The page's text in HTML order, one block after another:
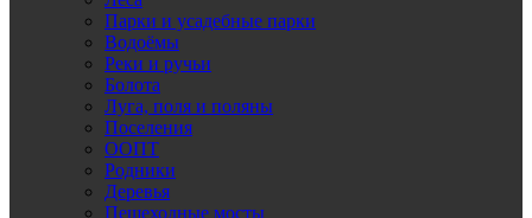
Парки и усадебные парки
Водоёмы
Реки и ручьи
Болота
Луга, поля и поляны
Поселения
ООПТ
Родники
Деревья
Пешеходные мосты